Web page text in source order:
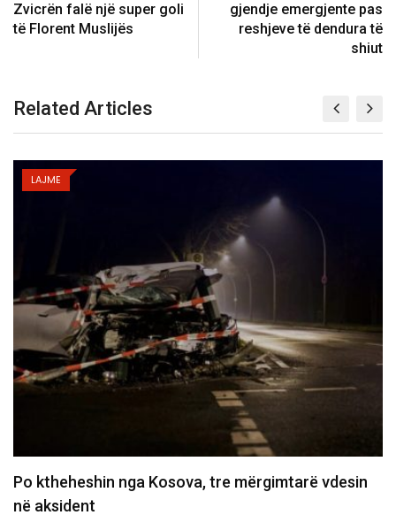
Zvicrën falë një super goli
të Florent Muslijës
gjendje emergjente pas
reshjeve të dendura të
shiut
Related Articles
Policia konfirmon ekstradimin e Dukagjin
nga Spanja, i dyshuar…